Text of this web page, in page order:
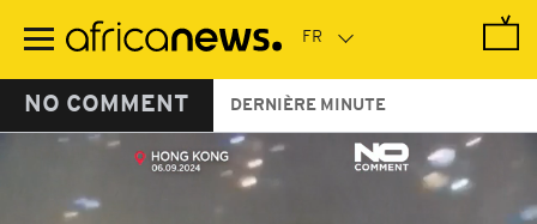
contenu
NO COMMENT DERNIÈRE MINUTE